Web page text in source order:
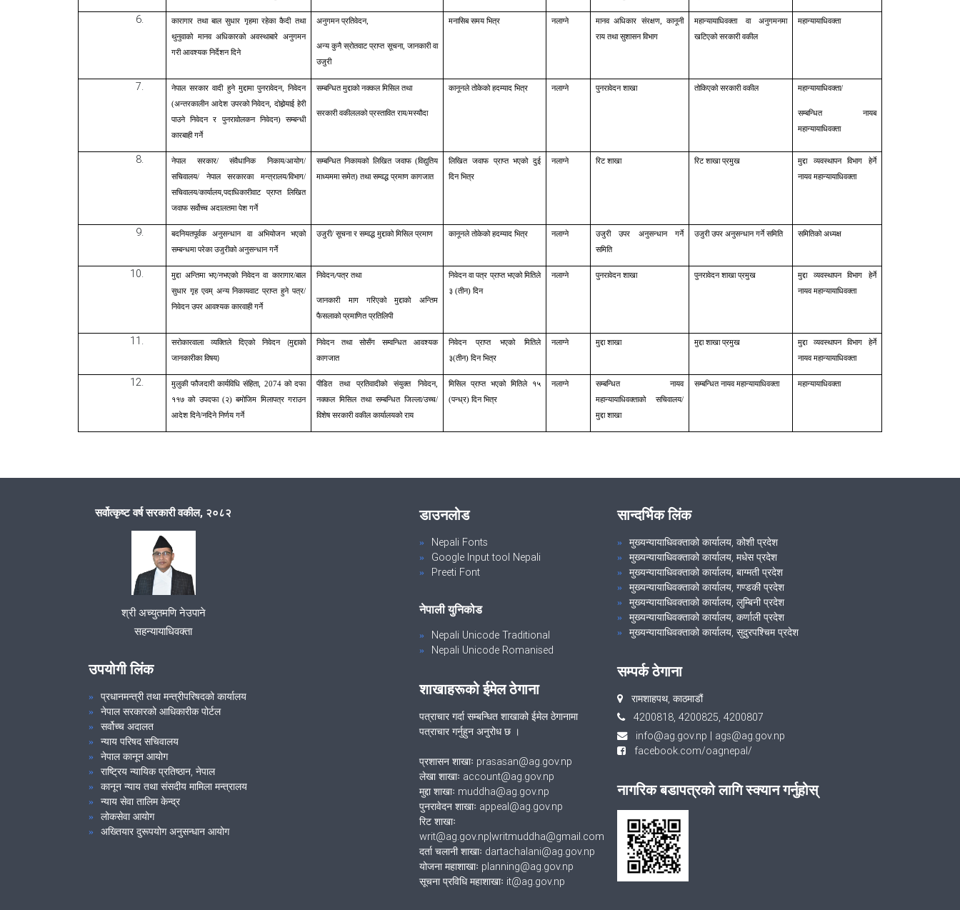
कारागार तथा बाल सुधार गृहमा रहेका कैदी तथा
थुनुवाको मानव अधिकारको अवस्थाबारे अनुगमन
गरी आवश्यक निर्देशन दिने
अनुगमन प्रतिवेदन,
अन्य कुनै स्रोतवाट प्राप्त सूचना, जानकारी वा
उजुरी
मनासिब समय भित्र नलाग्ने
मानव अधिकार संरक्षण, कानूनी
राय तथा सुशासन विभाग
महान्यायाधिवक्ता वा अनुगमनमा
खटिएको सरकारी वकील
महान्यायाधिवक्ता
नेपाल सरकार वादी हुने मुद्दामा पुनरावेदन, निवेदन
(अन्तरकालीन आदेश उपरको निवेदन, दोहोर्‍याई हेरी
पाउने निवेदन र पुनरावोलकन निवेदन) सम्बन्धी
कारबाही गर्ने
सम्बन्धित मुद्दाको नक्कल मिसिल तथा
सरकारी वकीललको प्रस्तावित राय/मस्यौदा
कानूनले तोकेको हदम्याद भित्र नलाग्ने पुनरावेदन शाखा तोकिएको सरकारी वकील महान्यायाधिवक्ता/
सम्बन्धित नायब
महान्यायाधिवक्ता
नेपाल सरकार/ संवैधानिक निकाय/आयोग/
सचिवालय/
नेपाल सरकारका मन्त्रालय/विभाग/
सचिवालय/कार्यालय,पदाधिकारीवाट प्राप्त लिखित
जवाफ सर्वोच्च अदालतमा पेश गर्ने
सम्बन्धित निकायको लिखित जवाफ (विद्युतिय
माध्यममा समेत) तथा सम्वद्ध प्रमाण कागजात
लिखित जवाफ प्राप्त भएको दुई
दिन भित्र
नलाग्ने रिट शाखा रिट शाखा प्रमुख
मुद्दा व्यवस्थापन विभाग हेर्ने
नायव महान्यायाधिवक्ता
बदनियतपूर्वक अनुसन्धान वा अभियोजन भएको
सम्बन्धमा परेका उजुरीको अनुसन्धान गर्ने
उजुरी/ सूचना र सम्वद्ध मुद्दाको मिसिल प्रमाण कानूनले तोकेको हदम्याद भित्र नलाग्ने
उजुरी उपर अनुसन्धान गर्ने
समिति
उजुरी उपर अनुसन्धान गर्ने समिति समितिको अध्यक्ष
मुद्दा अन्तिमा भए/नभएको निवेदन वा कारागार/बाल
सुधार गृह एवम् अन्य निकायवाट प्राप्त हुने पत्र/
निवेदन उपर आवश्यक कारवाही गर्ने
निवेदन/पत्र तथा
जानकारी माग गरिएको मुद्दाको अन्तिम
फैसलाको प्रमाणित प्रतिलिपी
निवेदन वा पत्र प्राप्त भएको मितिले
३ (तीन) दिन
नलाग्ने पुनरावेदन शाखा पुनरावेदन शाखा प्रमुख
मुद्दा व्यवस्थापन विभाग हेर्ने
नायव महान्यायाधिवक्ता
सरोकारवाला व्यक्तिले दिएको निवेदन (मुद्दाको
जानकारीका विषय)
निवेदन तथा सोसँग सम्वन्धित आवश्यक
कागजात
निवेदन प्राप्त भएको मितिले
३(तीन) दिन भित्र
नलाग्ने मुद्दा शाखा मुद्दा शाखा प्रमुख
मुद्दा व्यवस्थापन विभाग हेर्ने
नायव महान्यायाधिवक्ता
मुलुकी फौजदारी कार्यविधि संहिता, 2074 को दफा
११७ को उपदफा (२) बमोजिम मिलापत्र गराउन
आदेश दिने/नदिने निर्णय गर्ने
पीडित तथा प्रतिवादीको संयुक्त निवेदन,
नक्कल मिसिल तथा सम्बन्धित जिल्ला/उच्च/
विशेष सरकारी वकील कार्यालयको राय
मिसिल प्राप्त भएको मितिले १५
(पन्ध्र) दिन भित्र
नलाग्ने
सम्बन्धित नायव
महान्यायाधिवक्ताको सचिवालय/
मुद्दा शाखा
सम्बन्धित नायव महान्यायाधिवक्ता महान्यायाधिवक्ता
सर्वोत्कृष्ट वर्ष सरकारी वकील, २०८२
श्री अच्युतमणि नेउपाने
सहन्यायाधिवक्ता
उपयोगी लिंक
प्रधानमन्त्री तथा मन्त्रीपरिषदको कार्यालय
नेपाल सरकारको आधिकारीक पोर्टल
सर्वोच्च अदालत
न्याय परिषद सचिवालय
नेपाल कानून आयोग
राष्ट्रिय न्यायिक प्रतिष्ठान, नेपाल
कानून न्याय तथा संसदीय मामिला मन्त्रालय
न्याय सेवा तालिम केन्द्र
लोकसेवा आयोग
अख्तियार दुरूपयोग अनुसन्धान आयोग
डाउनलोड
Nepali Fonts
Google Input tool Nepali
Preeti Font
नेपाली युनिकोड
Nepali Unicode Traditional
Nepali Unicode Romanised
शाखाहरूको ईमेल ठेगाना
पत्राचार गर्दा सम्बन्धित शाखाको ईमेल ठेगानामा
पत्राचार गर्नुहुन अनुरोध छ ।
प्रशासन शाखाः prasasan@ag.gov.np
लेखा शाखाः account@ag.gov.np
मुद्दा शाखाः muddha@ag.gov.np
पुनरावेदन शाखाः appeal@ag.gov.np
रिट शाखाः
writ@ag.gov.np|writmuddha@gmail.com
दर्ता चलानी शाखाः dartachalani@ag.gov.np
योजना महाशाखाः planning@ag.gov.np
सूचना प्रविधि महाशाखाः it@ag.gov.np
सान्दर्भिक लिंक
मुख्यन्यायाधिवक्ताको कार्यालय, कोशी प्रदेश
मुख्यन्यायाधिवक्ताको कार्यालय, मधेस प्रदेश
मुख्यन्यायाधिवक्ताको कार्यालय, बाग्मती प्रदेश
मुख्यन्यायाधिवक्ताको कार्यालय, गण्डकी प्रदेश
मुख्यन्यायाधिवक्ताको कार्यालय, लुम्बिनी प्रदेश
मुख्यन्यायाधिवक्ताको कार्यालय, कर्णाली प्रदेश
मुख्यन्यायाधिवक्ताको कार्यालय, सुदुरपश्चिम प्रदेश
सम्पर्क ठेगाना
रामशाहपथ, काठमाडौं
4200818, 4200825, 4200807
info@ag.gov.np | ags@ag.gov.np
facebook.com/oagnepal/
नागरिक बडापत्रको लागि स्क्यान गर्नुहोस्